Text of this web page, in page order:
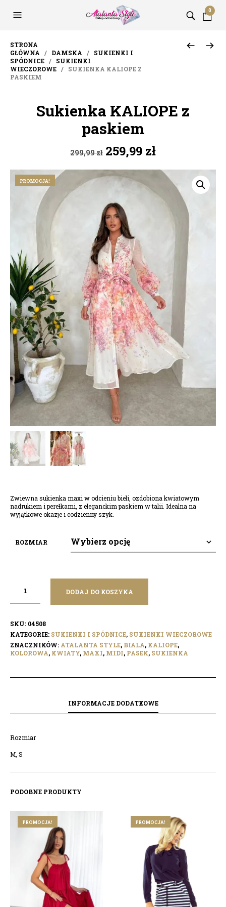
0
STRONA
GŁÓWNA / DAMSKA / SUKIENKI I
SPÓDNICE / SUKIENKI
WIECZOROWE / SUKIENKA KALIOPE Z
PASKIEM
Sukienka KALIOPE z
paskiem
299,99zł Pierwotna
cena
wynosiła:
299,99 zł.
259,99 złAktualna
wynosi:
259,99 zł.
PROMOCJA!
Zwiewna sukienka maxi w odcieniu bieli, ozdobiona kwiatowym
nadrukiem i perełkami, z eleganckim paskiem w talii. Idealna na
wyjątkowe okazje i codzienny szyk.
ROZMIAR
DODAJ DO KOSZYKA
SKU: 04508
KATEGORIE: SUKIENKI I SPÓDNICE, SUKIENKI WIECZOROWE
ZNACZNIKÓW: ATALANTA STYLE, BIALA, KALIOPE,
KOLOROWA, KWIATY, MAXI, MIDI, PASEK, SUKIENKA
INFORMACJE DODATKOWE
Rozmiar
M, S
PODOBNE PRODUKTY
PROMOCJA! PROMOCJA!